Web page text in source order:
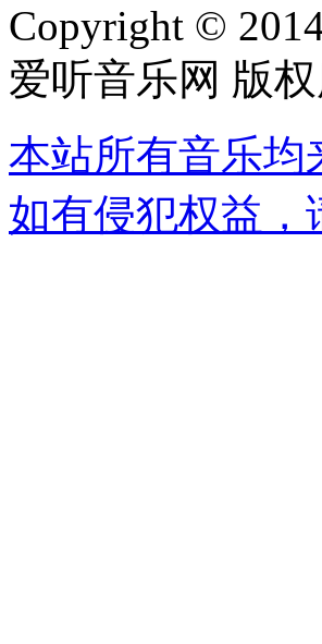
Copyright ©
爱听音乐网 版
本站所有音乐均
如有侵犯权益，